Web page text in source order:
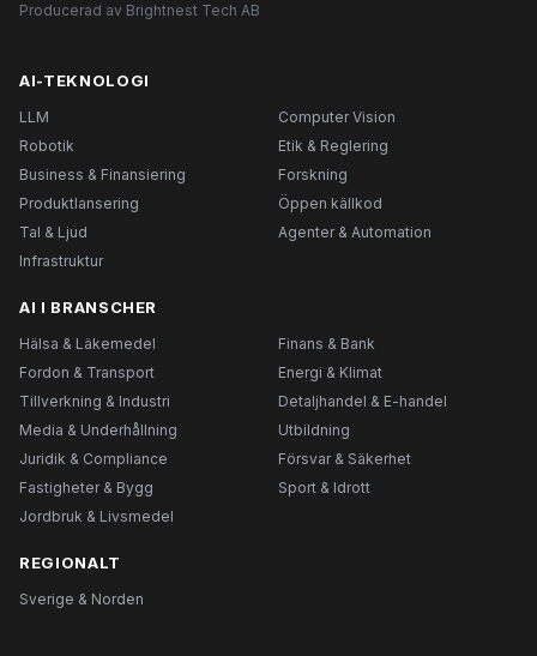
Producerad av Brightnest Tech AB
AI-TEKNOLOGI
LLM
Computer Vision
Robotik
Etik & Reglering
Business & Finansiering
Forskning
Produktlansering
Öppen källkod
Tal & Ljud
Agenter & Automation
Infrastruktur
AI I BRANSCHER
Hälsa & Läkemedel
Finans & Bank
Fordon & Transport
Energi & Klimat
Tillverkning & Industri
Detaljhandel & E-handel
Media & Underhållning
Utbildning
Juridik & Compliance
Försvar & Säkerhet
Fastigheter & Bygg
Sport & Idrott
Jordbruk & Livsmedel
REGIONALT
Sverige & Norden